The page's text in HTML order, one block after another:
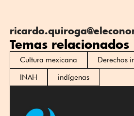
Temas relacionados
Cultura mexicana
Derechos
INAH
indígenas